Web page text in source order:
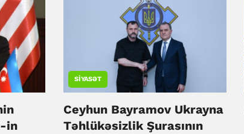
in
SIYASƏT
Ceyhun Bayramov Ukrayna
Təhlükəsizlik Şurasının